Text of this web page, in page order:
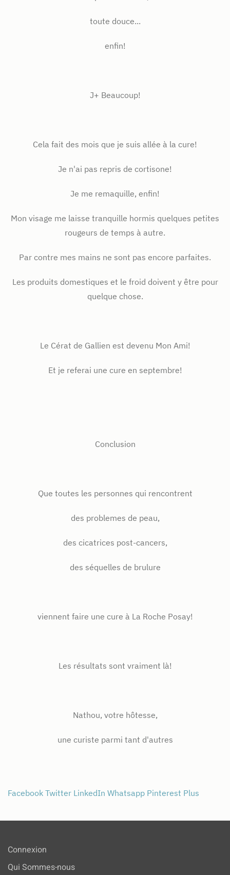
toute douce...
enfin!
J+ Beaucoup!
Cela fait des mois que je suis allée à la cure!
Je n'ai pas repris de cortisone!
Je me remaquille, enfin!
Mon visage me laisse tranquille hormis quelques petites
rougeurs de temps à autre.
Par contre mes mains ne sont pas encore parfaites.
Les produits domestiques et le froid doivent y être pour
quelque chose.
Le Cérat de Gallien est devenu Mon Ami!
Et je referai une cure en septembre!
Conclusion
Que toutes les personnes qui rencontrent
des problemes de peau,
des cicatrices post-cancers,
des séquelles de brulure
viennent faire une cure à La Roche Posay!
Les résultats sont vraiment là!
Nathou, votre hôtesse,
une curiste parmi tant d'autres
Facebook Twitter LinkedIn Whatsapp Pinterest Plus
Connexion
Qui Sommes-nous